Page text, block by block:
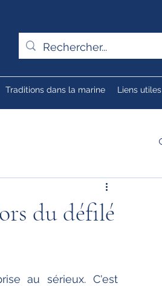
Traditions dans la marine Liens utiles
du défilé
au sérieux. C'est